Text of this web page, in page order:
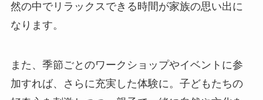
然の中でリラックスできる時間が家族の思い出に
なります。
また、季節ごとのワークショップやイベントに参
加すれば、さらに充実した体験に。子どもたちの